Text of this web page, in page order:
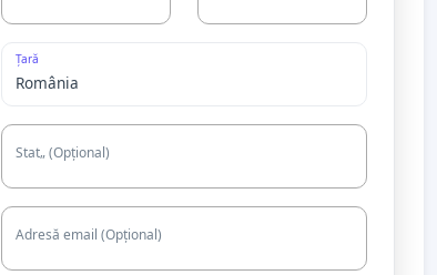
Țară
Stat„ (Opțional)
Adresă email (Opțional)